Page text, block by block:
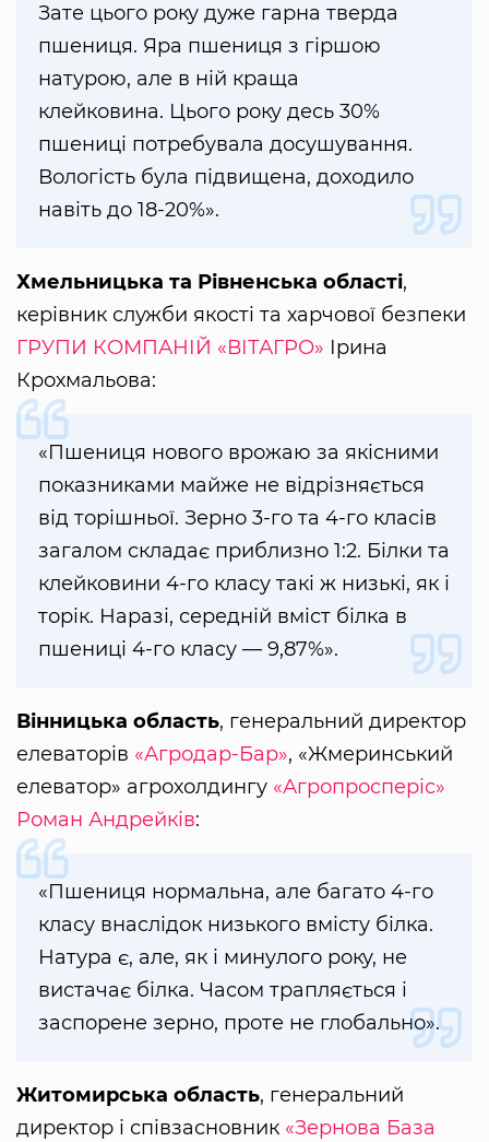
Зате цього року дуже гарна тверда
пшениця. Яра пшениця з гіршою
натурою, але в ній краща
клейковина. Цього року десь 30%
пшениці потребувала досушування.
Вологість була підвищена, доходило
навіть до 18-20%».
Хмельницька та Рівненська області,
керівник служби якості та харчової безпеки
ГРУПИ КОМПАНІЙ «ВІТАГРО» Ірина
Крохмальова:
«Пшениця нового врожаю за якісними
показниками майже не відрізняється
від торішньої. Зерно 3-го та 4-го класів
загалом складає приблизно 1:2. Білки та
клейковини 4-го класу такі ж низькі, як і
торік. Наразі, середній вміст білка в
пшениці 4-го класу — 9,87%».
Вінницька область, генеральний директор
елеваторів «Агродар-Бар», «Жмеринський
елеватор» агрохолдингу «Агропросперіс»
Роман Андрейків:
«Пшениця нормальна, але багато 4-го
класу внаслідок низького вмісту білка.
Натура є, але, як і минулого року, не
вистачає білка. Часом трапляється і
заспорене зерно, проте не глобально».
Житомирська область, генеральний
директор і співзасновник «Зернова База